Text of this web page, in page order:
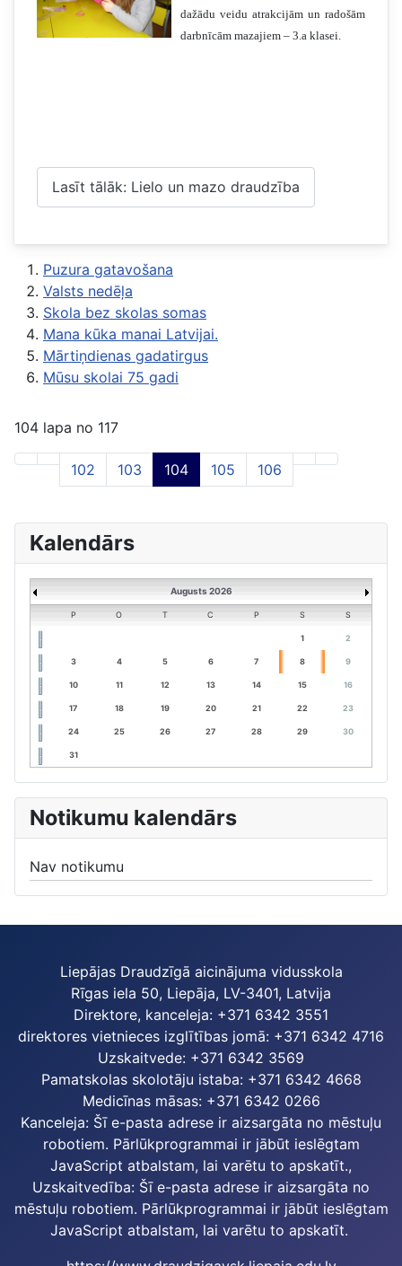
dažādu veidu atrakcijām un radošām
darbnīcām mazajiem – 3.a klasei.
Lasīt tālāk: Lielo un mazo draudzība
Puzura gatavošana
Valsts nedēļa
Skola bez skolas somas
Mana kūka manai Latvijai.
Mārtiņdienas gadatirgus
Mūsu skolai 75 gadi
104 lapa no 117
102 103 104 105 106
Kalendārs
Augusts 2026
P O T C P S S
1 2
3 4 5 6 7 8 9
10 11 12 13 14 15 16
17 18 19 20 21 22 23
24 25 26 27 28 29 30
31
Notikumu kalendārs
Nav notikumu
Liepājas Draudzīgā aicinājuma vidusskola
Rīgas iela 50, Liepāja, LV-3401, Latvija
Direktore, kanceleja: +371 6342 3551
direktores vietnieces izglītības jomā: +371 6342 4716
Uzskaitvede: +371 6342 3569
Pamatskolas skolotāju istaba: +371 6342 4668
Medicīnas māsas: +371 6342 0266
Kanceleja: Šī e-pasta adrese ir aizsargāta no mēstuļu
robotiem. Pārlūkprogrammai ir jābūt ieslēgtam
JavaScript atbalstam, lai varētu to apskatīt.,
Uzskaitvedība: Šī e-pasta adrese ir aizsargāta no
mēstuļu robotiem. Pārlūkprogrammai ir jābūt ieslēgtam
JavaScript atbalstam, lai varētu to apskatīt.